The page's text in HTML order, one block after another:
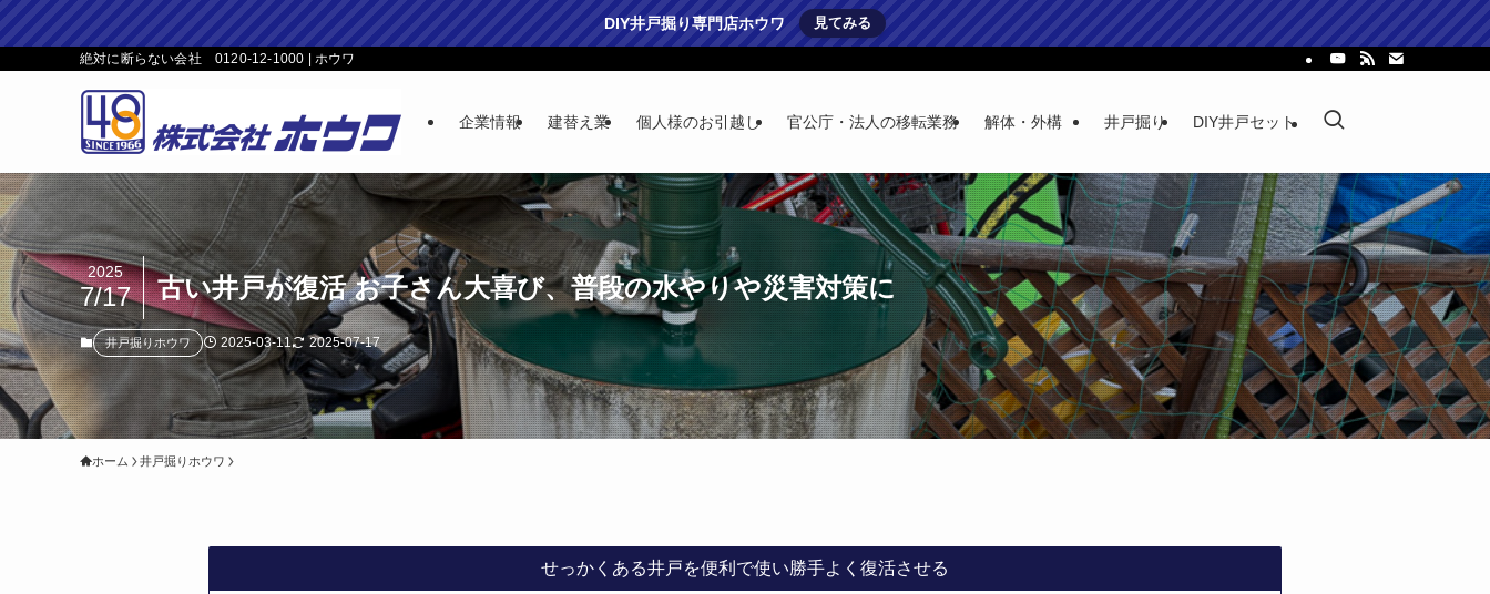
DIY井戸掘り専門店ホウワ 見てみる
絶対に断らない会社 0120-12-1000 | ホウワ
企業情報 建替え業 個人様のお引越し 官公庁・法人の移転業務 解体・外構 井戸掘り DIY井戸セット
古い井戸が復活 お子さん大喜び、普段の水やりや災害対策に
2025
7/17
井戸掘りホウワ 2025-03-11 2025-07-17
ホーム 井戸掘りホウワ
せっかくある井戸を便利で使い勝手よく復活させる